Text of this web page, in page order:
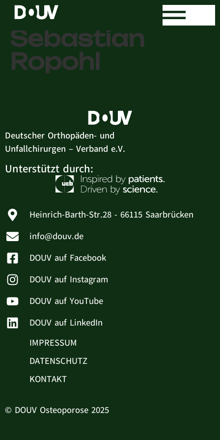
Dr. med.
Sebastian
Ropohl
Deutscher Orthopäden- und
Unfallchirurgen – Verband e.V.
Unterstützt durch:
Heinrich-Barth-Str.28 - 66115 Saarbrücken
info@douv.de
DOUV auf Facebook
DOUV auf Instagram
DOUV auf YouTube
DOUV auf LinkedIn
IMPRESSUM
DATENSCHUTZ
KONTAKT
© DOUV Osteoporose 2025